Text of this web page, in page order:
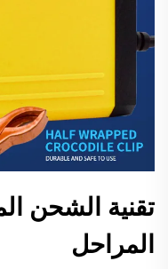
تقنية الشحن
المراحل